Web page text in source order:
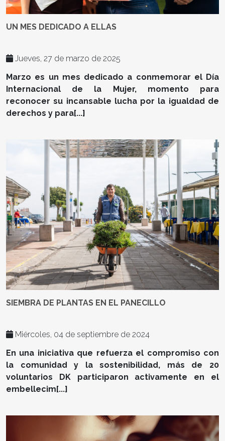
UN MES DEDICADO A ELLAS
Jueves, 27 de marzo de 2025
Marzo es un mes dedicado a conmemorar el Día
Internacional de la Mujer, momento para
reconocer su incansable lucha por la igualdad de
derechos y para[...]
SIEMBRA DE PLANTAS EN EL PANECILLO
Miércoles, 04 de septiembre de 2024
En una iniciativa que refuerza el compromiso con
la comunidad y la sostenibilidad, más de 20
voluntarios DK participaron activamente en el
embellecim[...]